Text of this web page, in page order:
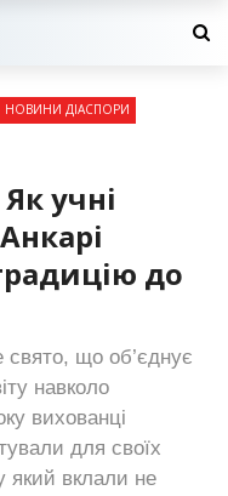
НОВИНИ ДІАСПОРИ
учні
до
що об’єднує
навколо
вихованці
для своїх
який вклали не